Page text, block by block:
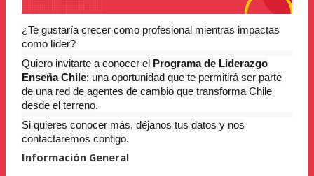
¿Te gustaría crecer como profesional mientras impactas
como líder?
Quiero invitarte a conocer el Programa de Liderazgo
Enseña Chile: una oportunidad que te permitirá ser parte
de una red de agentes de cambio que transforma Chile
desde el terreno.
Si quieres conocer más, déjanos tus datos y nos
contactaremos contigo.
Información General